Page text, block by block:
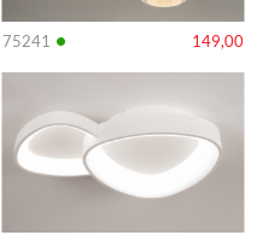
75241 • 149,00
Info